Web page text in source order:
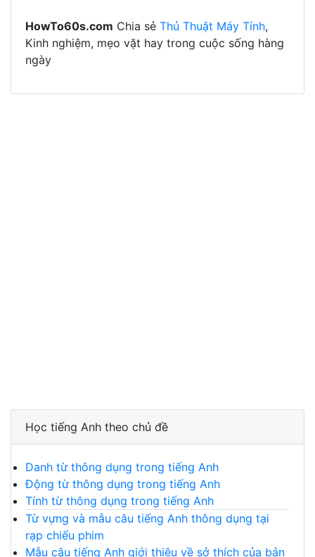
HowTo60s.com Chia sẻ Thủ Thuật Máy Tính,
Kinh nghiệm, mẹo vặt hay trong cuộc sống hàng
ngày
Học tiếng Anh theo chủ đề
Danh từ thông dụng trong tiếng Anh
Động từ thông dụng trong tiếng Anh
Tính từ thông dụng trong tiếng Anh
Từ vựng và mẫu câu tiếng Anh thông dụng tại
rạp chiếu phim
Mẫu câu tiếng Anh giới thiệu về sở thích của bản